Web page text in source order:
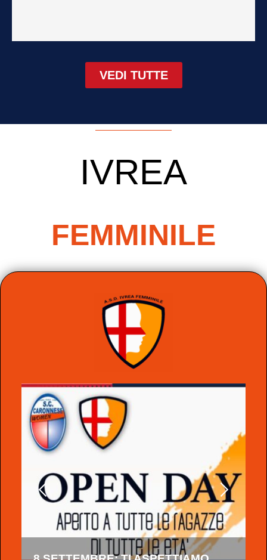
VEDI TUTTE
IVREA
FEMMINILE